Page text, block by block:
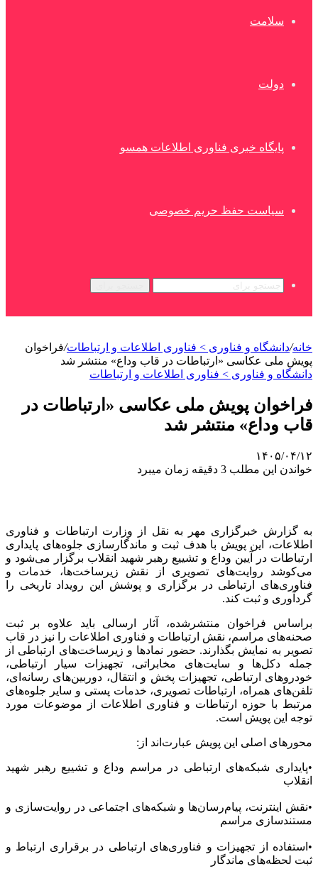
سلامت
دولت
پایگاه خبری فناوری اطلاعات همسو
سیاست حفظ حریم خصوصی
خانه/دانشگاه و فناوری > فناوری اطلاعات و ارتباطات/فراخوان
پویش ملی عکاسی «ارتباطات در قاب وداع» منتشر شد
دانشگاه و فناوری > فناوری اطلاعات و ارتباطات
فراخوان پویش ملی عکاسی «ارتباطات در
قاب وداع» منتشر شد
۱۴۰۵/۰۴/۱۲
خواندن این مطلب 3 دقیقه زمان میبرد
به گزارش خبرگزاری مهر به نقل از وزارت ارتباطات و فناوری
اطلاعات، این پویش با هدف ثبت و ماندگارسازی جلوه‌های پایداری
ارتباطات در آیین وداع و تشییع رهبر شهید انقلاب برگزار می‌شود و
می‌کوشد روایت‌های تصویری از نقش زیرساخت‌ها، خدمات و
فناوری‌های ارتباطی در برگزاری و پوشش این رویداد تاریخی را
گردآوری و ثبت کند.
براساس فراخوان منتشرشده، آثار ارسالی باید علاوه بر ثبت
صحنه‌های مراسم، نقش ارتباطات و فناوری اطلاعات را نیز در قاب
تصویر به نمایش بگذارند. حضور نمادها و زیرساخت‌های ارتباطی از
جمله دکل‌ها و سایت‌های مخابراتی، تجهیزات سیار ارتباطی،
خودروهای ارتباطی، تجهیزات پخش و انتقال، دوربین‌های رسانه‌ای،
تلفن‌های همراه، ارتباطات تصویری، خدمات پستی و سایر جلوه‌های
مرتبط با حوزه ارتباطات و فناوری اطلاعات از موضوعات مورد
توجه این پویش است.
محورهای اصلی این پویش عبارت‌اند از:
•پایداری شبکه‌های ارتباطی در مراسم وداع و تشییع رهبر شهید
انقلاب
•نقش اینترنت، پیام‌رسان‌ها و شبکه‌های اجتماعی در روایت‌سازی و
مستندسازی مراسم
•استفاده از تجهیزات و فناوری‌های ارتباطی در برقراری ارتباط و
ثبت لحظه‌های ماندگار